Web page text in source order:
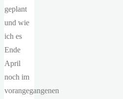
geplant
und wie
ich es
Ende
April
noch im
vorangegangenen